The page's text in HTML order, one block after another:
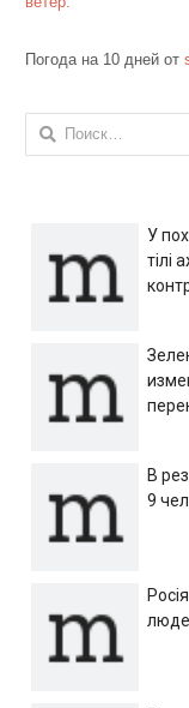
Погода на 10 дней от
Найти:
У
тілі
В
9